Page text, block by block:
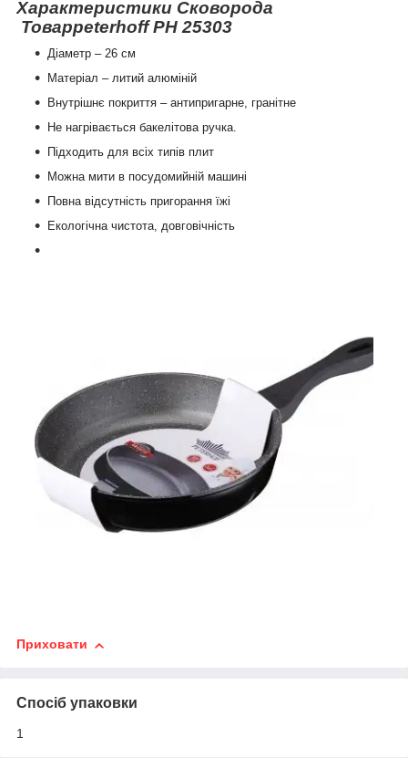
Характеристики Сковорода
Товарpeterhoff PH 25303
Діаметр – 26 см
Матеріал – литий алюміній
Внутрішнє покриття – антипригарне, гранітне
Не нагрівається бакелітова ручка.
Підходить для всіх типів плит
Можна мити в посудомийній машині
Повна відсутність пригорання їжі
Екологічна чистота, довговічність
Приховати
Спосіб упаковки
1